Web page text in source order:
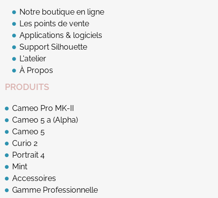
Notre boutique en ligne
Les points de vente
Applications & logiciels
Support Silhouette
L'atelier
À Propos
PRODUITS
Cameo Pro MK-II
Cameo 5 a (Alpha)
Cameo 5
Curio 2
Portrait 4
Mint
Accessoires
Gamme Professionnelle